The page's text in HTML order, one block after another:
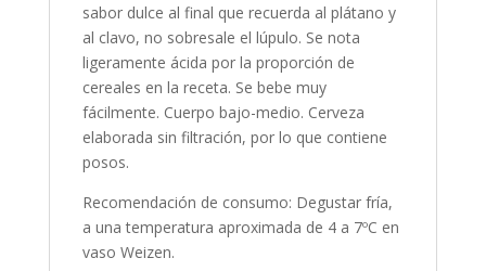
sabor dulce al final que recuerda al plátano y
al clavo, no sobresale el lúpulo. Se nota
ligeramente ácida por la proporción de
cereales en la receta. Se bebe muy
fácilmente. Cuerpo bajo-medio. Cerveza
elaborada sin filtración, por lo que contiene
posos.
Recomendación de consumo: Degustar fría,
a una temperatura aproximada de 4 a 7ºC en
vaso Weizen.